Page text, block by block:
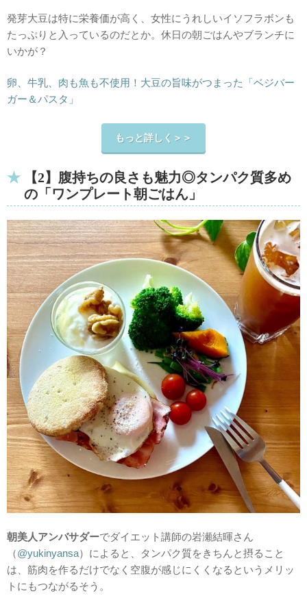
発芽大豆は特に栄養価が高く、女性にうれしいイソフラボンも
たっぷりと入っているのだとか。休日の朝ごはんやブランチに
いかが？
卵、牛乳、肉も魚も不使用！大豆の旨味がつまった「ベジバー
ガー＆パスタ」
もっと詳しく＞＞
【2】腹持ちの良さも魅力◎タンパク質多め
の「ワンプレート朝ごはん」
朝美人アンバサダーでダイエット講師の岩瀬結暉さん
（@yukinyansa）によると、タンパク質をきちんと摂ること
は、筋肉を作るだけでなく空腹が感じにくくなるというメリッ
トにもつながるそう。